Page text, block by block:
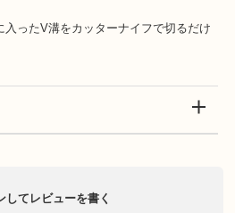
入ったV溝をカッターナイフで切るだけ
してレビューを書く